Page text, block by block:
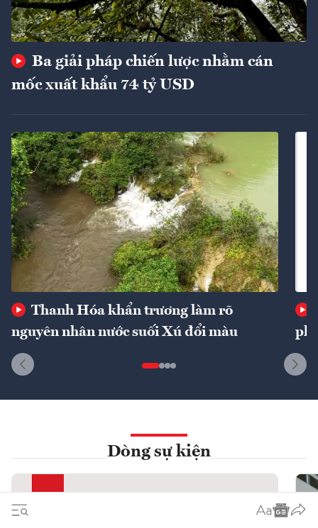
Ba giải pháp chiến lược nhằm cán
mốc xuất khẩu 74 tỷ USD
Thanh Hóa khẩn trương làm rõ
nguyên nhân nước suối Xú đổi màu
phí
Dòng sự kiện